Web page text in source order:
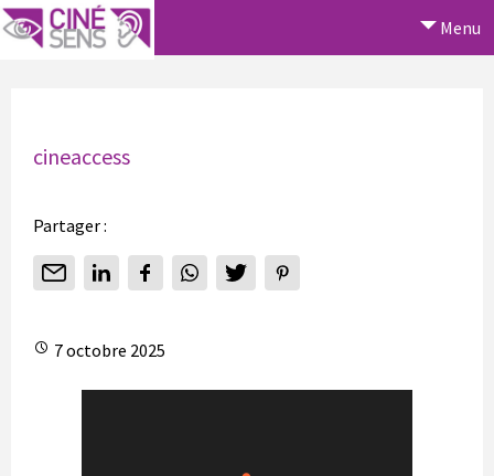
Menu
cineaccess
Partager :
7 octobre 2025